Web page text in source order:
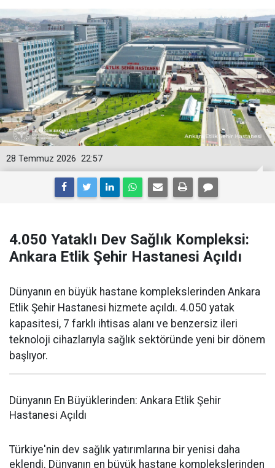
22:57
28 Temmuz 2026
4.050 Yataklı Dev Sağlık Kompleksi:
Ankara Etlik Şehir Hastanesi Açıldı
Dünyanın en büyük hastane komplekslerinden Ankara
Etlik Şehir Hastanesi hizmete açıldı. 4.050 yatak
kapasitesi, 7 farklı ihtisas alanı ve benzersiz ileri
teknoloji cihazlarıyla sağlık sektöründe yeni bir dönem
başlıyor.
Dünyanın En Büyüklerinden: Ankara Etlik Şehir
Hastanesi Açıldı
Türkiye'nin dev sağlık yatırımlarına bir yenisi daha
eklendi. Dünyanın en büyük hastane komplekslerinden